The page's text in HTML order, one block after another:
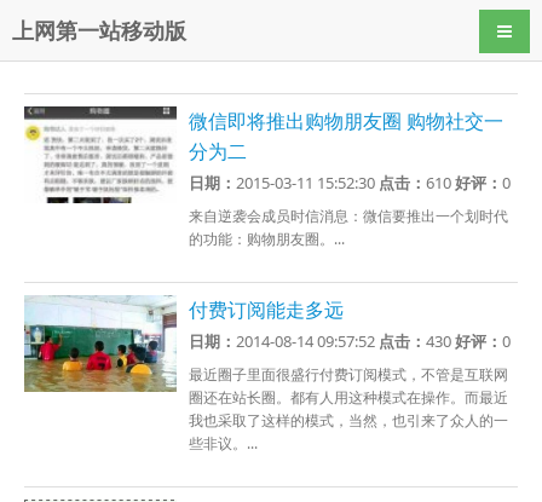
上网第一站移动版 导航
微信即将推出购物朋友圈 购物社交一
分为二
日期：2015-03-11 15:52:30 点击：610好评：0
来自逆袭会成员时信消息：微信要推出一个划时代
的功能：购物朋友圈。...
付费订阅能走多远
日期：2014-08-14 09:57:52 点击：430好评：0
最近圈子里面很盛行付费订阅模式，不管是互联网
圈还在站长圈。都有人用这种模式在操作。而最近
我也采取了这样的模式，当然，也引来了众人的一
些非议。...